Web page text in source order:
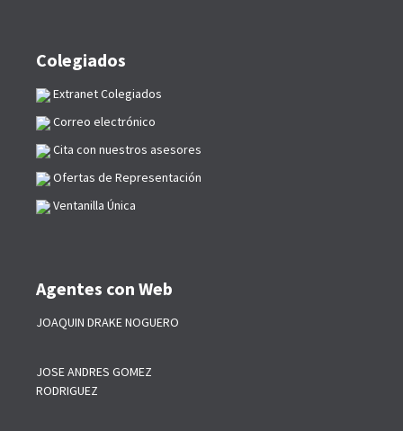
Colegiados
Extranet Colegiados
Correo electrónico
Cita con nuestros asesores
Ofertas de Representación
Ventanilla Única
Agentes con Web
JOAQUIN DRAKE NOGUERO
JOSE ANDRES GOMEZ
RODRIGUEZ